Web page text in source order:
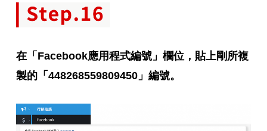
在「Facebook應用程式編號」欄位，貼上剛所複
製的「 448268559809450 」編號。